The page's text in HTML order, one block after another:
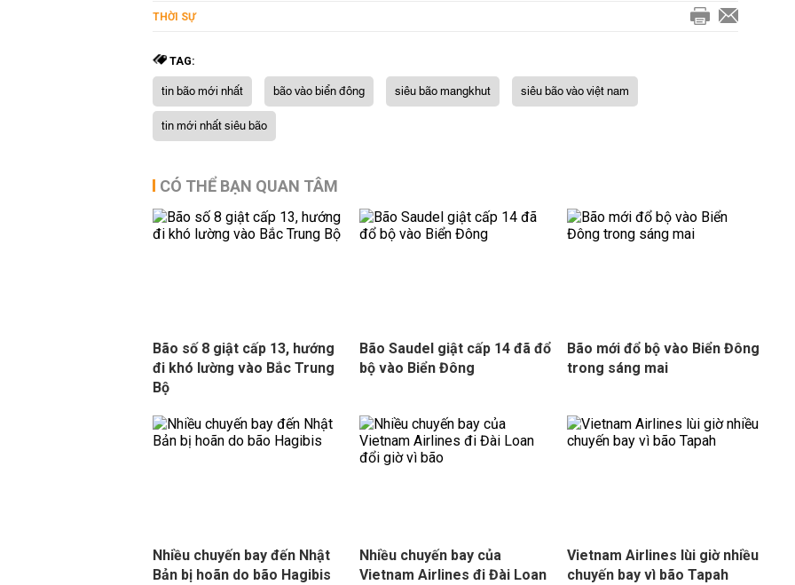
THỜI SỰ
TAG:
tin bão mới nhất bão vào biển đông siêu bão mangkhut
siêu bão vào việt nam
tin mới nhất siêu bão
CÓ THỂ BẠN QUAN TÂM
Bão số 8 giật cấp 13, hướng
đi khó lường vào Bắc Trung
Bộ
Bão Saudel giật cấp 14 đã đổ
bộ vào Biển Đông
Bão mới đổ bộ vào Biển Đông
trong sáng mai
Nhiều chuyến bay đến Nhật
Bản bị hoãn do bão Hagibis
Nhiều chuyến bay của
Vietnam Airlines đi Đài Loan
Vietnam Airlines lùi giờ nhiều
chuyến bay vì bão Tapah